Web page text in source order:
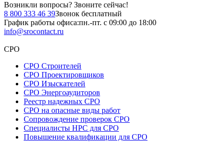
Возникли вопросы? Звоните сейчас!
8 800 333 46 39Звонок бесплатный
График работы офиса:пн.-пт. с 09:00 до 18:00
info@srocontact.ru
СРО
СРО Строителей
СРО Проектировщиков
СРО Изыскателей
СРО Энергоаудиторов
Реестр надежных СРО
СРО на опасные виды работ
Сопровождение проверок СРО
Специалисты НРС для СРО
Повышение квалификации для СРО